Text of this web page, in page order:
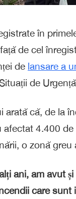
în
de cel
de lansare a
de
arată că, de la
4.400
o zonă greu
ani, am avut
care